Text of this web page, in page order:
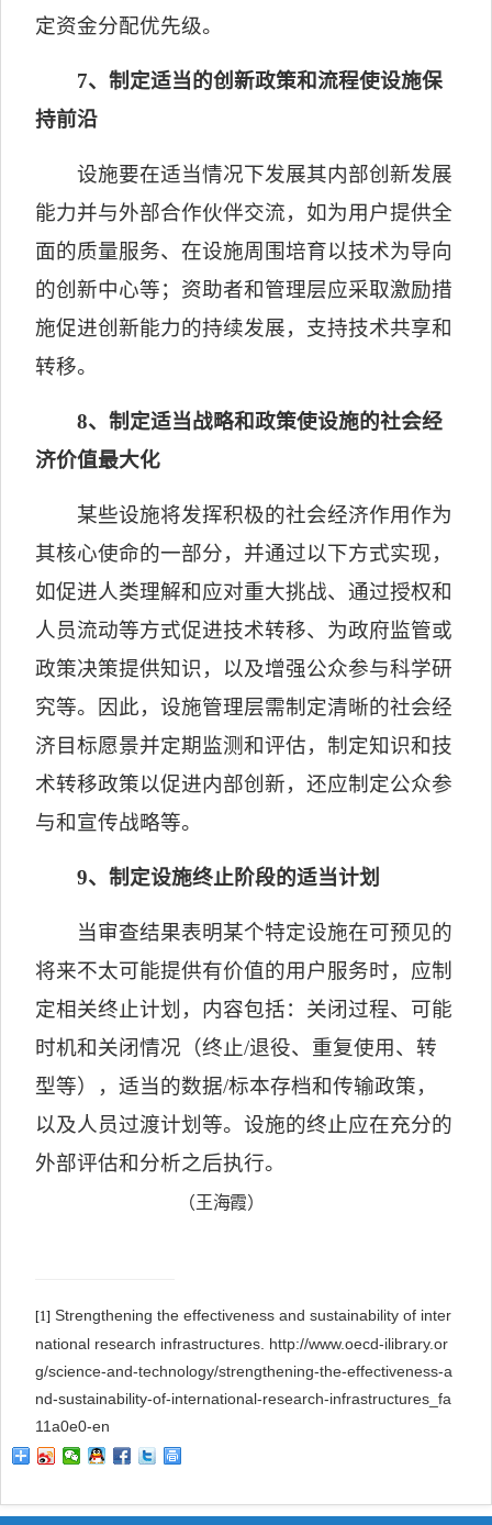
定资金分配优先级。
7、制定适当的创新政策和流程使设施保
持前沿
设施要在适当情况下发展其内部创新发展
能力并与外部合作伙伴交流，如为用户提供全
面的质量服务、在设施周围培育以技术为导向
的创新中心等；资助者和管理层应采取激励措
施促进创新能力的持续发展，支持技术共享和
转移。
8、制定适当战略和政策使设施的社会经
济价值最大化
某些设施将发挥积极的社会经济作用作为
其核心使命的一部分，并通过以下方式实现，
如促进人类理解和应对重大挑战、通过授权和
人员流动等方式促进技术转移、为政府监管或
政策决策提供知识，以及增强公众参与科学研
究等。因此，设施管理层需制定清晰的社会经
济目标愿景并定期监测和评估，制定知识和技
术转移政策以促进内部创新，还应制定公众参
与和宣传战略等。
9、制定设施终止阶段的适当计划
当审查结果表明某个特定设施在可预见的
将来不太可能提供有价值的用户服务时，应制
定相关终止计划，内容包括：关闭过程、可能
时机和关闭情况（终止/退役、重复使用、转
型等），适当的数据/标本存档和传输政策，
以及人员过渡计划等。设施的终止应在充分的
外部评估和分析之后执行。
（王海霞）
[1] Strengthening the effectiveness and sustainability of inter
national research infrastructures. http://www.oecd-ilibrary.or
g/science-and-technology/strengthening-the-effectiveness-a
nd-sustainability-of-international-research-infrastructures_fa
11a0e0-en